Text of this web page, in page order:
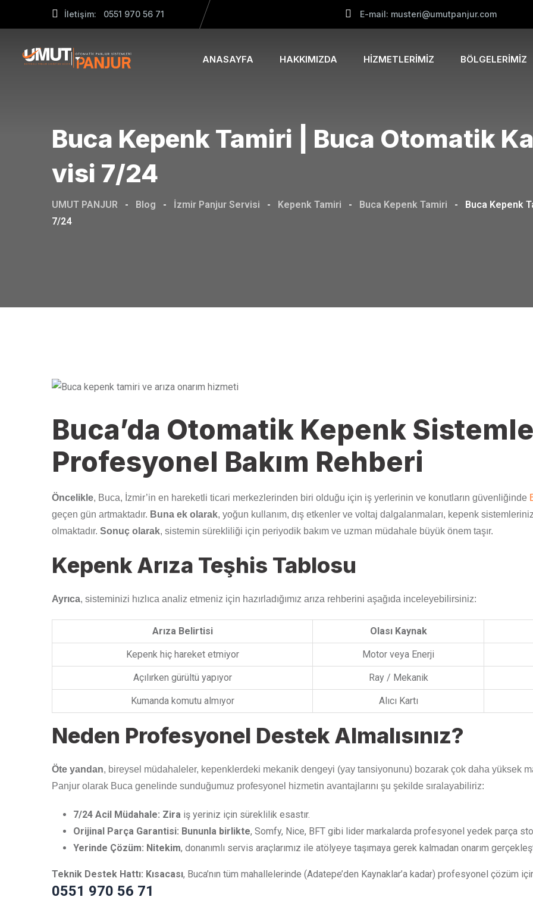
İletişim: 0551 970 56 71 E-mail: musteri@umutpanjur.com
ANASAYFA HAKKIMIZDA HIZMETLERIMIZ BÖLGELERIMIZ
Buca Kepenk Tamiri | Buca Otomatik
Visi 7/24
UMUT PANJUR - Blog - İzmir Panjur Servisi - Kepenk Tamiri - Buca Kepenk Tamiri -
Buca Kepenk
7/24
Buca’da Otomatik Kepenk
Profesyonel Bakım Rehberi
Öncelikle, Buca, İzmir’in en hareketli ticari merkezlerinden biri olduğu için iş yerlerinin ve konutların güvenliğinde
geçen gün artmaktadır. Buna ek olarak, yoğun kullanım, dış etkenler ve voltaj dalgalanmaları, kepenk
olmaktadır. Sonuç olarak, sistemin sürekliliği için periyodik bakım ve uzman müdahale büyük önem taşır.
Kepenk Arıza Teşhis Tablosu
Ayrıca, sisteminizi hızlıca analiz etmeniz için hazırladığımız arıza rehberini aşağıda inceleyebilirsiniz:
Arıza Belirtisi Olası Kaynak
Kepenk hiç hareket etmiyor Motor veya Enerji
Açılırken gürültü yapıyor Ray / Mekanik
Kumanda komutu almıyor Alıcı Kartı
Neden Profesyonel Destek Almalısınız?
Öte yandan, bireysel müdahaleler, kepenklerdeki mekanik dengeyi (yay tansiyonunu) bozarak çok daha yüksek
Panjur olarak Buca genelinde sunduğumuz profesyonel hizmetin avantajlarını şu şekilde sıralayabiliriz:
7/24 Acil Müdahale: Zira iş yeriniz için süreklilik esastır.
Orijinal Parça Garantisi: Bununla birlikte, Somfy, Nice, BFT gibi lider markalarda profesyonel yedek parça
Yerinde Çözüm: Nitekim, donanımlı servis araçlarımız ile atölyeye taşımaya gerek kalmadan onarım
Teknik Destek Hattı: Kısacası, Buca’nın tüm mahallelerinde (Adatepe’den Kaynaklar’a kadar) profesyonel çözüm
0551 970 56 71